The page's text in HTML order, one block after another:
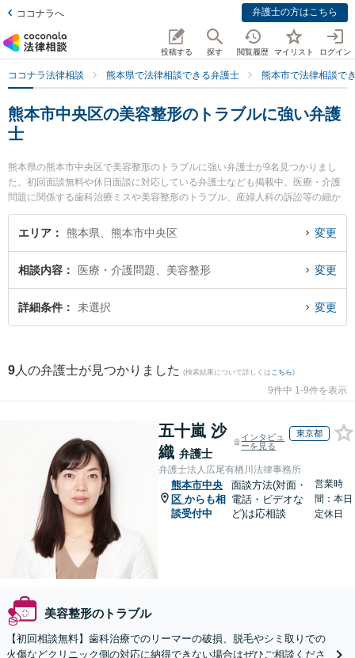
ココナラへ 弁護士の方はこちら
投稿する 探す 閲覧履歴 マイリスト ログイン
ココナラ法律相談 熊本県で法律相談できる弁護士 熊本市で法律相談で
熊本市中央区の美容整形のトラブルに強い弁護
士
熊本県の熊本市中央区で美容整形のトラブルに強い弁護士が9名見つかりまし
た。初回面談無料や休日面談に対応している弁護士なども掲載中。医療・介護
問題に関係する歯科治療ミスや美容整形のトラブル、産婦人科の訴訟等の細か
な分野での絞り込み検索もでき便利です。特に熊本セントラル法律事務所の木
野 博徳弁護士や銀河法律事務所の河口 大輔弁護士、春田法律事務所 熊本オフ
ブルを今すぐに弁護士に相談したい』『美容整形のトラブルのトラブル解決の
実績豊富な近くの弁護士を検索したい』『初回相談無料で美容整形のトラブル
を法律相談できる熊本市中央区内の弁護士に相談予約したい』などでお困りの
エリア 熊本県、熊本市中央区 変更
相談内容 医療・介護問題、美容整形 変更
詳細条件 未選択 変更
9 人の弁護士が見つかりました (検索結果について詳しくは こちら)
9件中 1-9件を表示
五十嵐 沙
織 弁護士
インタビュ
ーを見る
東京都
弁護士法人広尾有栖川法律事務所
熊本市中央
区 からも相
談受付中
面談方法(対面・
電話・ビデオな
ど)は応相談
営業時
間：本日
定休日
美容整形のトラブル
【初回相談無料】歯科治療でのリーマーの破損、脱毛やシミ取りでの
火傷などクリニック側の対応に納得できない場合はぜひご相談くださ